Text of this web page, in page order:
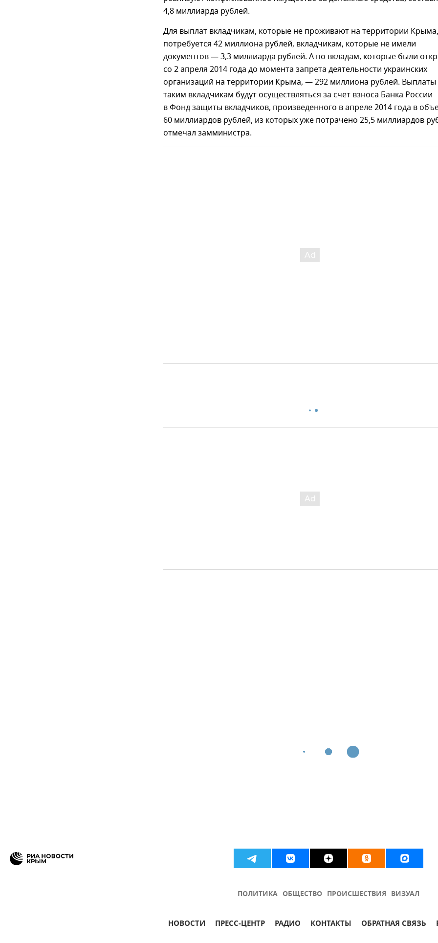
4,8 миллиарда рублей.
Для выплат вкладчикам, которые не проживают на территории Крыма,
потребуется 42 миллиона рублей, вкладчикам, которые не имели
документов — 3,3 миллиарда рублей. А по вкладам, которые были
со 2 апреля 2014 года до момента запрета деятельности украинских
организаций на территории Крыма, — 292 миллиона рублей. Выплаты
таким вкладчикам будут осуществляться за счет взноса Банка России
в Фонд защиты вкладчиков, произведенного в апреле 2014 года в
60 миллиардов рублей, из которых уже потрачено 25,5 миллиардов
отмечал замминистра.
ПОЛИТИКА ОБЩЕСТВО ПРОИСШЕСТВИЯ ВИЗУАЛ
НОВОСТИ ПРЕСС-ЦЕНТР РАДИО КОНТАКТЫ ОБРАТНАЯ СВЯЗЬ